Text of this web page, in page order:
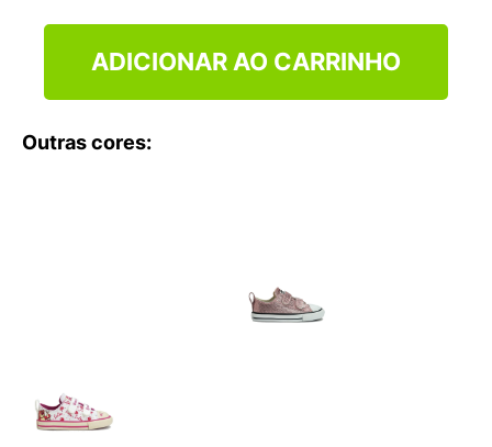
ADICIONAR AO CARRINHO
Outras cores: